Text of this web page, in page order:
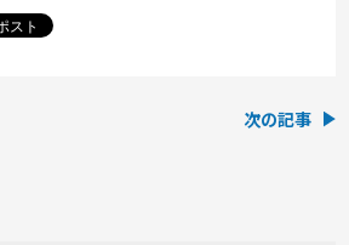
次の記事